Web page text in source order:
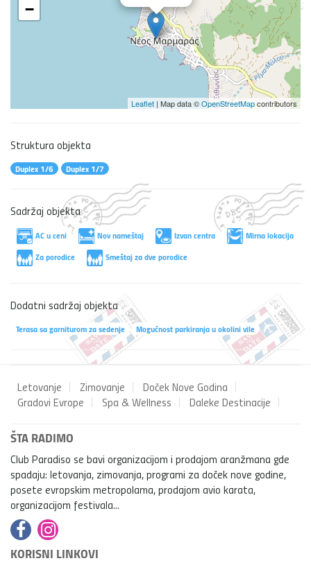
−
Leaflet | Map data ©OpenStreetMapcontributors
Struktura objekta
Duplex 1/6 Duplex 1/7
Sadržaj objekta
AC u ceni Nov nameštaj Izvan centra
Mirna lokacija
Za porodice
Smeštaj za dve porodice
Dodatni sadržaj objekta
Terasa sa garniturom za sedenje Mogućnost parkiranja u okolini vile
Letovanje Zimovanje
Doček Nove Godina
Gradovi Evrope
Spa & Wellness Daleke Destinacije
ŠTA RADIMO
Club Paradiso se bavi organizacijom i prodajom aranžmana gde
spadaju: letovanja, zimovanja, programi za doček nove godine,
posete evropskim metropolama, prodajom avio karata,
organizacijom festivala...
KORISNI LINKOVI